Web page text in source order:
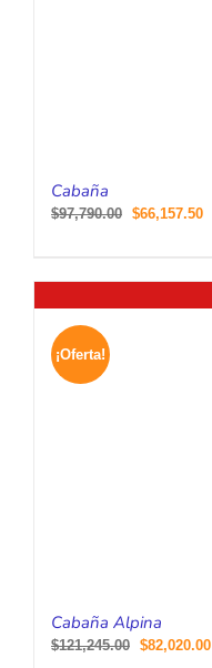
Cabaña
$97,790.00 $66,157.50
¡Oferta!
Cabaña Alpina
$121,245.00 $82,020.00